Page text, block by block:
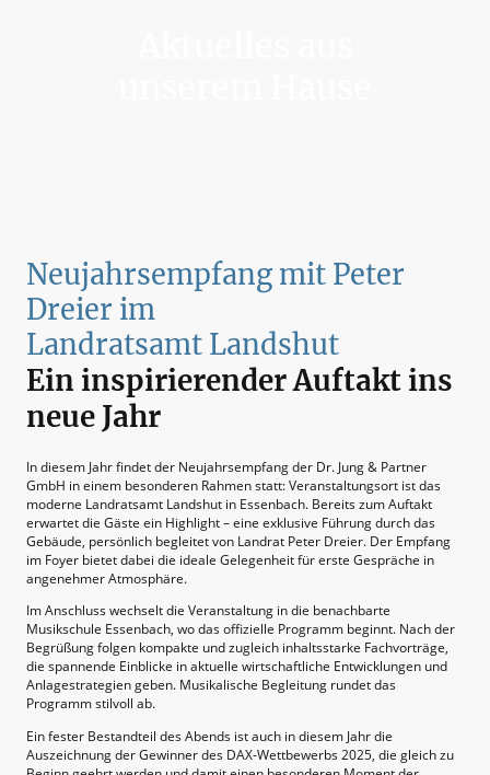
Neujahrsempfang mit Peter
Dreier im
Landratsamt Landshut
Ein inspirierender Auftakt ins
neue Jahr
In diesem Jahr findet der Neujahrsempfang der Dr. Jung & Partner
GmbH in einem besonderen Rahmen statt: Veranstaltungsort ist das
moderne Landratsamt Landshut in Essenbach. Bereits zum Auftakt
erwartet die Gäste ein Highlight – eine exklusive Führung durch das
Gebäude, persönlich begleitet von Landrat Peter Dreier. Der Empfang
im Foyer bietet dabei die ideale Gelegenheit für erste Gespräche in
angenehmer Atmosphäre.
Im Anschluss wechselt die Veranstaltung in die benachbarte
Musikschule Essenbach, wo das offizielle Programm beginnt. Nach der
Begrüßung folgen kompakte und zugleich inhaltsstarke Fachvorträge,
die spannende Einblicke in aktuelle wirtschaftliche Entwicklungen und
Anlagestrategien geben. Musikalische Begleitung rundet das
Programm stilvoll ab.
Ein fester Bestandteil des Abends ist auch in diesem Jahr die
Auszeichnung der Gewinner des DAX-Wettbewerbs 2025, die gleich zu